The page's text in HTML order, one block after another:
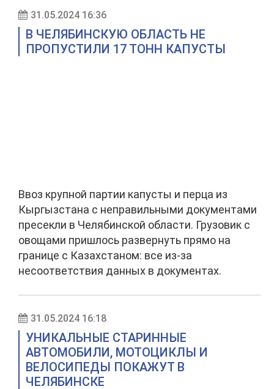
31.05.2024 16:36
В ЧЕЛЯБИНСКУЮ ОБЛАСТЬ НЕ
ПРОПУСТИЛИ 17 ТОНН КАПУСТЫ
Ввоз крупной партии капусты и перца из
Кыргызстана с неправильными документами
пресекли в Челябинской области. Грузовик с
овощами пришлось развернуть прямо на
границе с Казахстаном: все из-за
несоответствия данных в документах.
31.05.2024 16:18
УНИКАЛЬНЫЕ СТАРИННЫЕ
АВТОМОБИЛИ, МОТОЦИКЛЫ И
ВЕЛОСИПЕДЫ ПОКАЖУТ В
ЧЕЛЯБИНСКЕ